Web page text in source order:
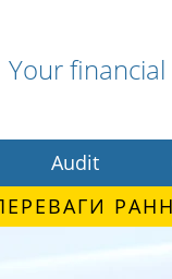
Your
Audit